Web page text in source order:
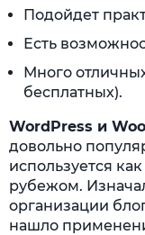
Подойдет
Есть
Много
бесплатных).
WordPress и
довольно
используется
рубежом.
организации
нашло